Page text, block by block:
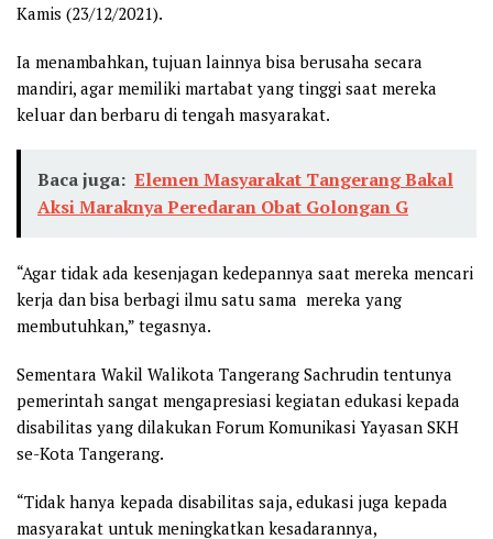
Kamis (23/12/2021).
Ia menambahkan, tujuan lainnya bisa berusaha secara
mandiri, agar memiliki martabat yang tinggi saat mereka
keluar dan berbaru di tengah masyarakat.
Baca juga: Elemen Masyarakat Tangerang Bakal
Aksi Maraknya Peredaran Obat Golongan G
“Agar tidak ada kesenjagan kedepannya saat mereka mencari
kerja dan bisa berbagi ilmu satu sama mereka yang
membutuhkan,” tegasnya.
Sementara Wakil Walikota Tangerang Sachrudin tentunya
pemerintah sangat mengapresiasi kegiatan edukasi kepada
disabilitas yang dilakukan Forum Komunikasi Yayasan SKH
se-Kota Tangerang.
“Tidak hanya kepada disabilitas saja, edukasi juga kepada
masyarakat untuk meningkatkan kesadarannya,